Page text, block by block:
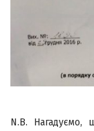
N.B. Нагадуємо,